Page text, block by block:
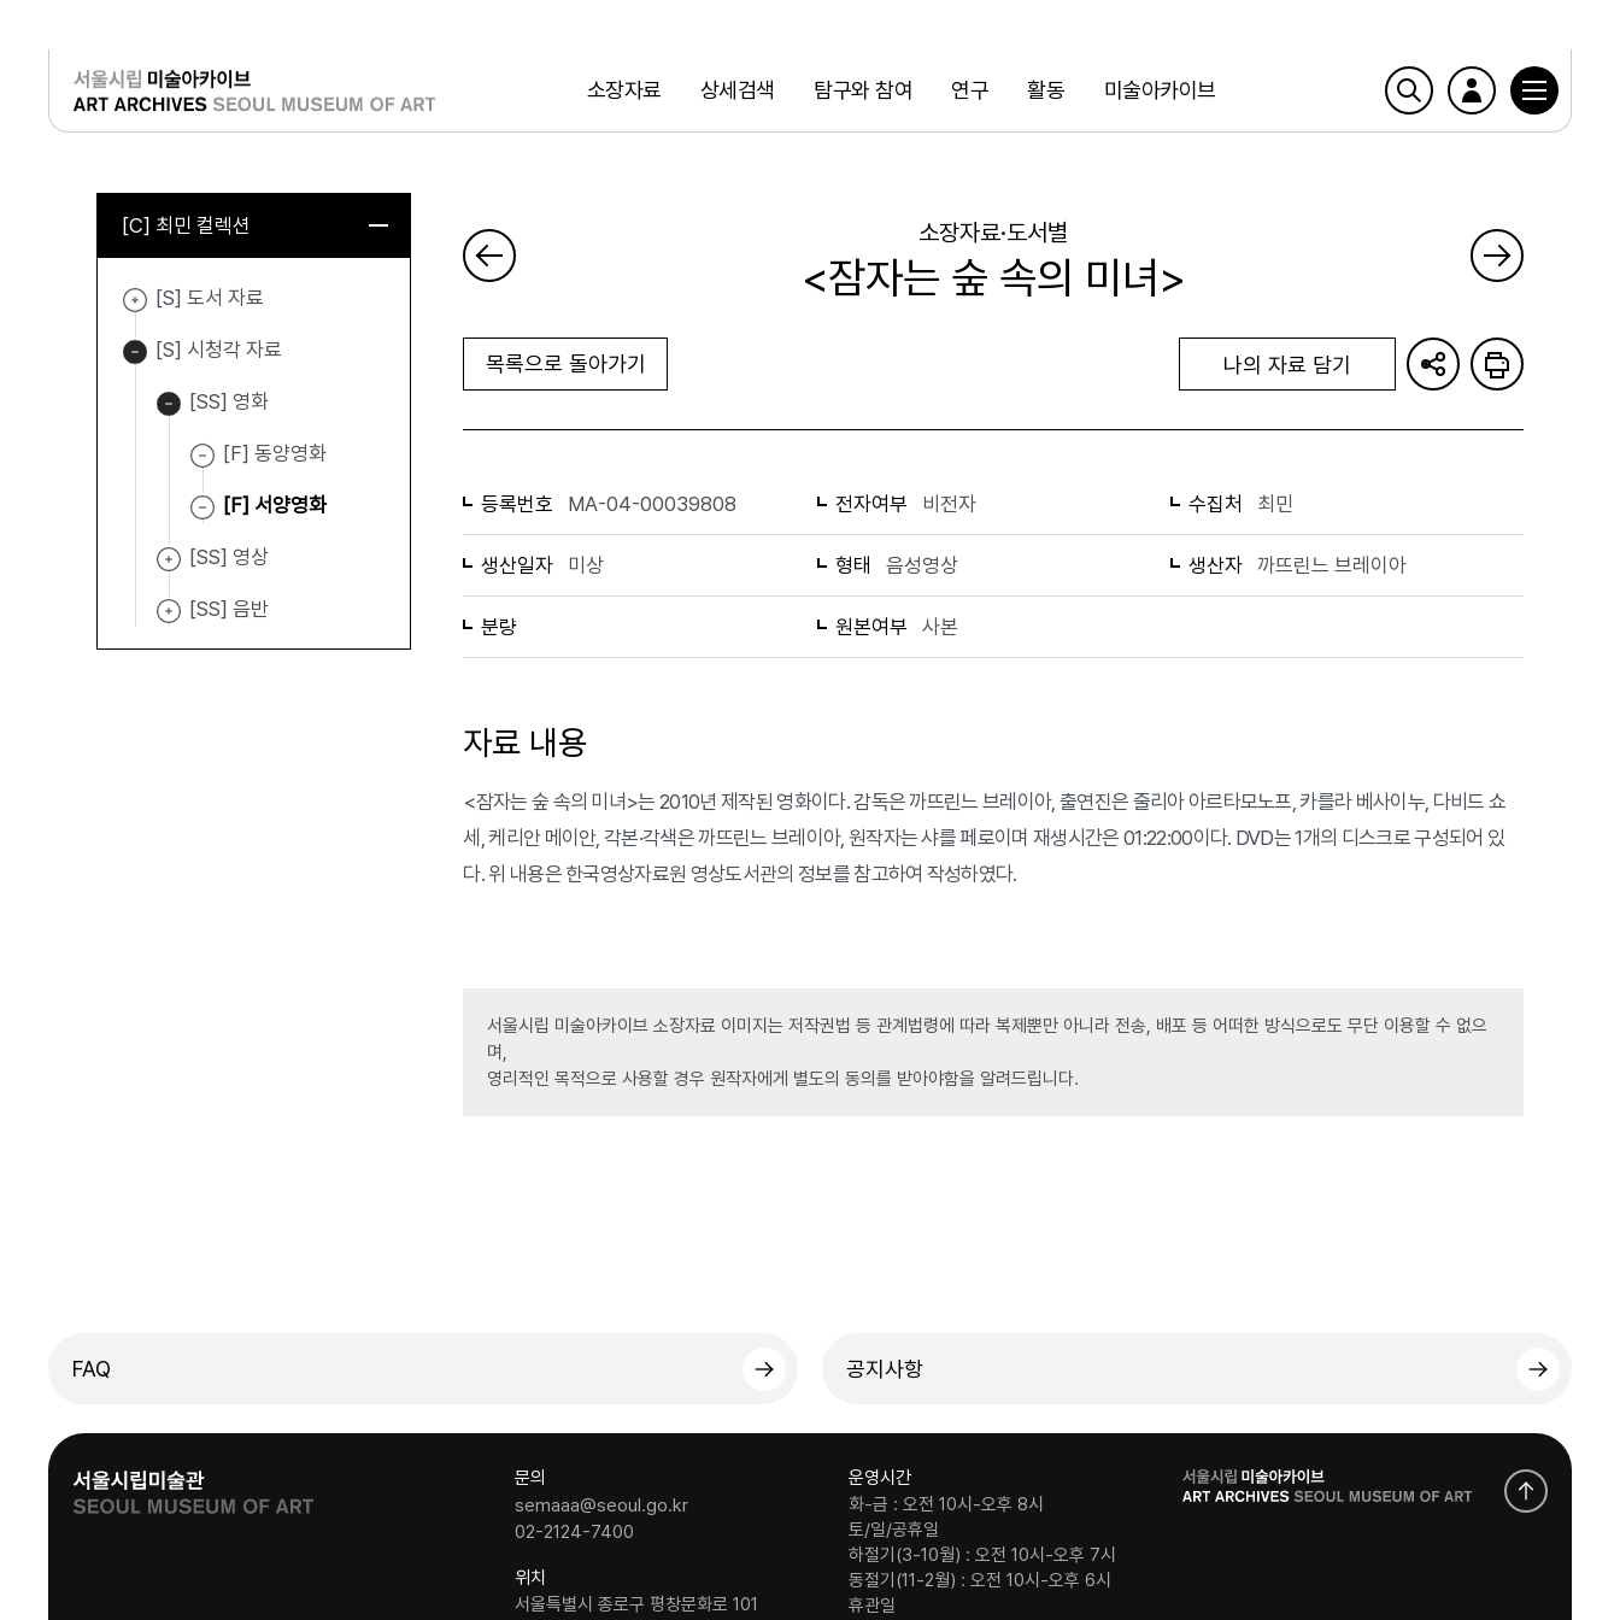
소장자료 상세검색 탐구와 참여 연구 활동 미술아카이브
검색
로그인
[C] 최민 컬렉션
[S] 도서 자료
[S] 시청각 자료
[SS] 영화
[F] 동양영화
[F] 서양영화
[SS] 영상
[SS] 음반
소장자료·도서별
<잠자는 숲 속의 미녀>
목록으로 돌아가기 나의 자료 담기
등록번호 MA-04-00039808 전자여부 비전자 수집처 최민
생산일자 미상 형태 음성영상 생산자 까뜨린느 브레이아
분량 원본여부 사본
자료 내용
<잠자는 숲 속의 미녀>는 2010년 제작된 영화이다. 감독은 까뜨린느 브레이아, 출연진은 줄리아 아르타모노프, 카를라 베사이누, 다비드 쇼
세, 케리안 메이안, 각본·각색은 까뜨린느 브레이아, 원작자는 샤를 페로이며 재생시간은 01:22:00이다. DVD는 1개의 디스크로 구성되어 있
다. 위 내용은 한국영상자료원 영상도서관의 정보를 참고하여 작성하였다.
서울시립 미술아카이브 소장자료 이미지는 저작권법 등 관계법령에 따라 복제뿐만 아니라 전송, 배포 등 어떠한 방식으로도 무단 이용할 수 없으
며,
영리적인 목적으로 사용할 경우 원작자에게 별도의 동의를 받아야함을 알려드립니다.
FAQ 공지사항
문의
semaaa@seoul.go.kr
02-2124-7400
위치
서울특별시 종로구 평창문화로 101
운영시간
화-금 : 오전 10시-오후 8시
토/일/공휴일
하절기(3-10월) : 오전 10시-오후 7시
동절기(11-2월) : 오전 10시-오후 6시
휴관일
로
고